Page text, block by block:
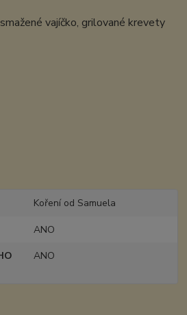
vajíčko, grilované krevety
Koření od Samuela
ANO
ANO